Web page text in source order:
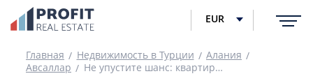
EUR
Главная Недвижимость в Турции
Алания
Авсаллар
Не упустите шанс: квартира 1+1, 53м², с чистовой отделкой в бутик-комплексе в Авсалларе, Аланиия, по привлекательной цене